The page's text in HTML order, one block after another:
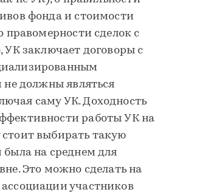
фонда и стоимости
правомерности сделок с
заключает договоры с
не должны являться
саму УК. Доходность
работы УК на
выбирать такую
на среднем для
Это можно сделать на
участников